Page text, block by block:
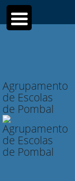
Agrupamento
de Escolas
de Pombal